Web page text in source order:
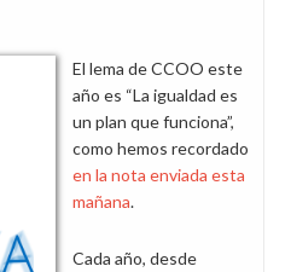
El lema de CCOO este
año es “La igualdad es
un plan que funciona”,
como hemos recordado
en la nota enviada esta
mañana.
Cada año, desde